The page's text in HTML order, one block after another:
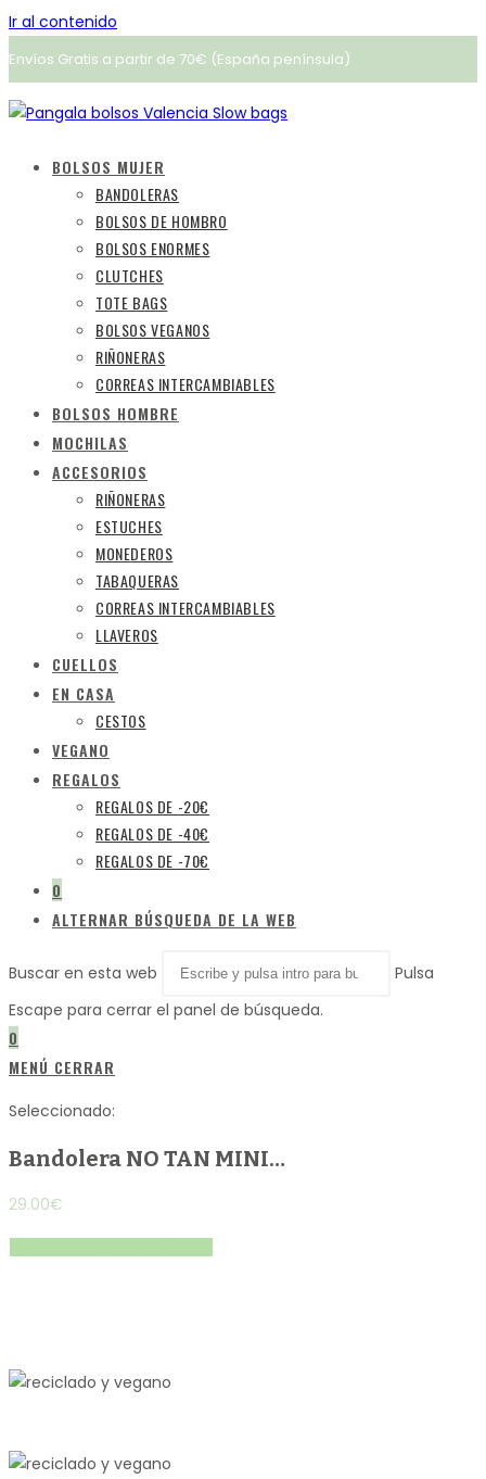
Ir al contenido
Envíos Gratis a partir de 70€ (España península)
BOLSOS MUJER
BANDOLERAS
BOLSOS DE HOMBRO
BOLSOS ENORMES
CLUTCHES
TOTE BAGS
BOLSOS VEGANOS
RIÑONERAS
CORREAS INTERCAMBIABLES
BOLSOS HOMBRE
MOCHILAS
ACCESORIOS
RIÑONERAS
ESTUCHES
MONEDEROS
TABAQUERAS
CORREAS INTERCAMBIABLES
LLAVEROS
CUELLOS
EN CASA
CESTOS
VEGANO
REGALOS
REGALOS DE -20€
REGALOS DE -40€
REGALOS DE -70€
0
ALTERNAR BÚSQUEDA DE LA WEB
Buscar en esta web
Pulsa
Escape para cerrar el panel de búsqueda.
0
MENÚ CERRAR
Seleccionado:
Bandolera NO TAN MINI…
29.00€